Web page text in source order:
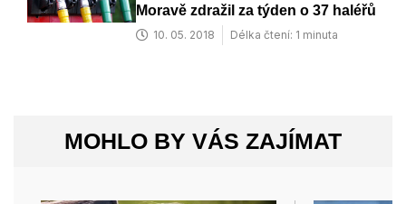
Moravě zdražil za týden o 37 haléřů
10. 05. 2018 Délka čtení: 1 minuta
MOHLO BY VÁS ZAJÍMAT